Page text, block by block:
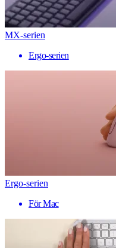
MX-serien
Ergo-serien
Ergo-serien
För Mac